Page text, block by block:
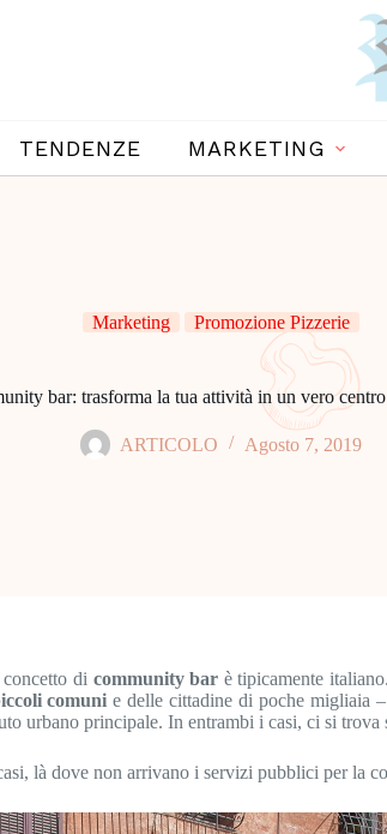
TENDENZE MARKETING
Marketing Promozione Pizzerie
bar: trasforma la tua attività in un vero
ARTICOLO Agosto 7, 2019
di community bar è tipicamente
comuni e delle cittadine di poche migliaia
urbano principale. In entrambi i casi, ci si trova
là dove non arrivano i servizi pubblici per la